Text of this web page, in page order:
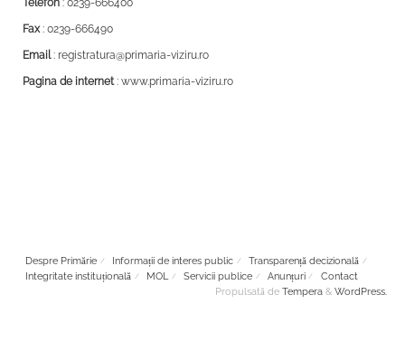
Telefon : 0239-666400
Fax: 0239-666490
Email: registratura@primaria-viziru.ro
Pagina de internet: www.primaria-viziru.ro
Despre Primărie Informații de interes public
Transparență decizională
Integritate instituțională
MOL Servicii publice Anunțuri
Contact
Propulsată de Tempera & WordPress.